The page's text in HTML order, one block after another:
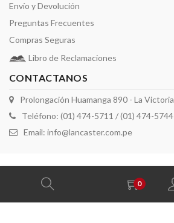
0
Envío y Devolución
Preguntas Frecuentes
Compras Seguras
Libro de Reclamaciones
CONTACTANOS
Prolongación Huamanga 890 - La Victoria
Teléfono: (01) 474-5711 / (01) 474-5744
Email: info@lancaster.com.pe